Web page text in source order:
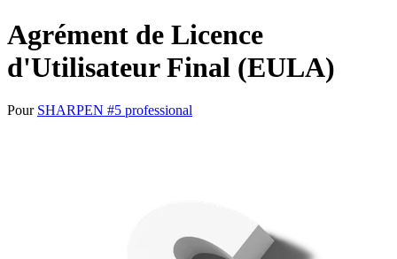
Agrément de Licence
d'Utilisateur Final (EULA)
Pour SHARPEN #5 professional